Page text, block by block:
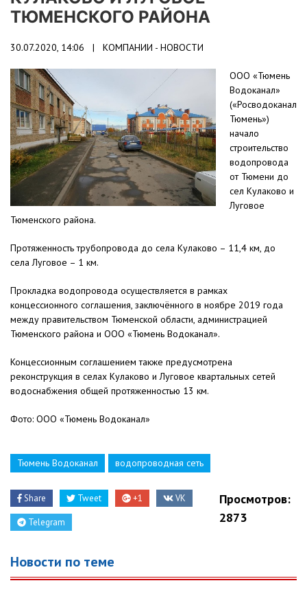
ТЮМЕНСКОГО РАЙОНА
30.07.2020, 14:06 | КОМПАНИИ - НОВОСТИ
ООО «Тюмень
Водоканал»
(«Росводоканал
Тюмень»)
начало
строительство
водопровода
от Тюмени до
сел Кулаково и
Луговое
Тюменского района.
Протяженность трубопровода до села Кулаково – 11,4 км, до
села Луговое – 1 км.
Прокладка водопровода осуществляется в рамках
концессионного соглашения, заключённого в ноябре 2019 года
между правительством Тюменской области, администрацией
Тюменского района и ООО «Тюмень Водоканал».
Концессионным соглашением также предусмотрена
реконструкция в селах Кулаково и Луговое квартальных сетей
водоснабжения общей протяженностью 13 км.
Фото: ООО «Тюмень Водоканал»
Тюмень Водоканал водопроводная сеть
Share Tweet +1 VK
Telegram
Просмотров:
2873
Новости по теме